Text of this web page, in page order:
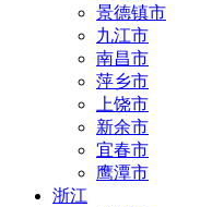
景德镇市
九江市
南昌市
萍乡市
上饶市
新余市
宜春市
鹰潭市
浙江